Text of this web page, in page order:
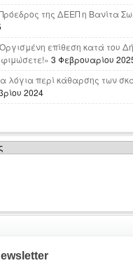
της ΔΕΕΠ η Βανίτα
επίθεση κατά του
3 Φεβρουαρίου
λόγια περί κάθαρσης των
2024